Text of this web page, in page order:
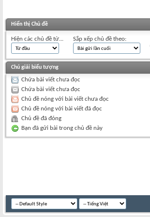
Hiển thị Chủ đề
Hiện các chủ đề từ... Sắp xếp chủ đề theo:
Chú giải biểu tượng
Chứa bài viết chưa đọc
Chứa bài viết chưa đọc
Chủ đề nóng với bài viết chưa đọc
Chủ đề nóng với bài viết đã đọc
Chủ đề đã đóng
Bạn đã gửi bài trong chủ đề này